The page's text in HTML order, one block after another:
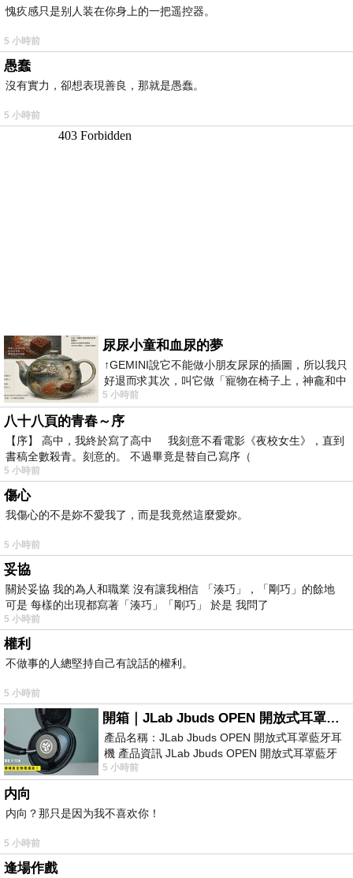
愧疚感只是别人装在你身上的一把遥控器。
5 小時前
愚蠢
沒有實力，卻想表現善良，那就是愚蠢。
5 小時前
尿尿小童和血尿的夢
↑GEMINI說它不能做小朋友尿尿的插圖，所以我只
好退而求其次，叫它做「寵物在椅子上，神龕和中
年人臉孔」的畫了。 六月底
5 小時前
八十八頁的青春～序
【序】 高中，我終於寫了高中 我刻意不看電影《夜校女生》，直到
書稿全數殺青。刻意的。 不過畢竟是替自己寫序（
5 小時前
傷心
我傷心的不是妳不愛我了，而是我竟然這麼愛妳。
5 小時前
妥協
關於妥協 我的為人和職業 沒有讓我相信 「湊巧」，「剛巧」的餘地
可是 每樣的出現都寫著「湊巧」「剛巧」 於是 我問了
5 小時前
權利
不做事的人總堅持自己有說話的權利。
5 小時前
開箱｜JLab Jbuds OPEN 開放式耳罩藍牙耳機 - 設計美學，輕巧、透氣、環境音全物理達成！
產品名稱：JLab Jbuds OPEN 開放式耳罩藍牙耳
機 產品資訊 JLab Jbuds OPEN 開放式耳罩藍牙
耳機評語：非常有特色，值得喜愛美型工
5 小時前
内向
内向？那只是因为我不喜欢你！
5 小時前
逢場作戲